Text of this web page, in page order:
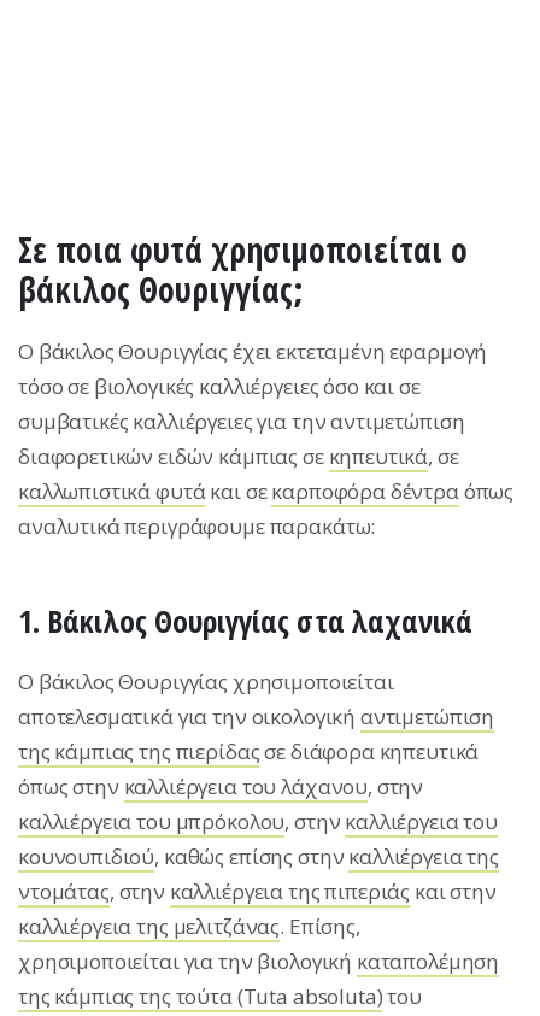
Σε ποια φυτά χρησιμοποιείται ο
βάκιλος Θουριγγίας;
O βάκιλος Θουριγγίας έχει εκτεταμένη εφαρμογή
τόσο σε βιολογικές καλλιέργειες όσο και σε
συμβατικές καλλιέργειες για την αντιμετώπιση
διαφορετικών ειδών κάμπιας σε κηπευτικά, σε
καλλωπιστικά φυτάκαι σεκαρποφόρα δέντραόπως
αναλυτικά περιγράφουμε παρακάτω:
1. Βάκιλος Θουριγγίας στα λαχανικά
Ο βάκιλος Θουριγγίας χρησιμοποιείται
αποτελεσματικά για την οικολογική αντιμετώπιση
της κάμπιας της πιερίδαςσε διάφορα κηπευτικά
όπως στην καλλιέργεια του λάχανου, στην
καλλιέργεια του μπρόκολου, στην καλλιέργεια του
κουνουπιδιού, καθώς επίσης στην καλλιέργεια της
ντομάτας, στην καλλιέργεια της πιπεριάς και στην
καλλιέργεια της μελιτζάνας. Επίσης,
χρησιμοποιείται για την βιολογική καταπολέμηση
της κάμπιας της τούτα (Tuta absoluta)του